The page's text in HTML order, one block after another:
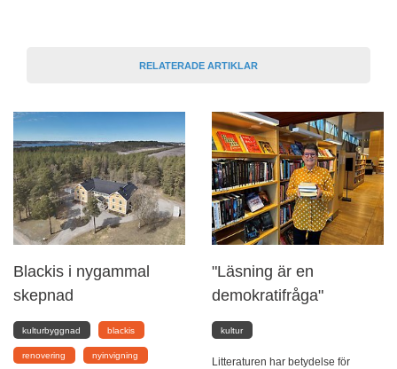
RELATERADE ARTIKLAR
Blackis i nygammal
skepnad
kulturbyggnad blackis
renovering nyinvigning
"Läsning är en
demokratifråga"
kultur
Litteraturen har betydelse för